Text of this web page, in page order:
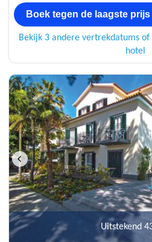
Boek tegen de laagste prijs
Bekijk 3 andere vertrekdatums
hotel
Uitstekend